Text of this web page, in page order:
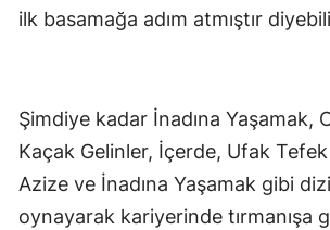
ilk basamağa adım atmıştır
Şimdiye kadar İnadına Yaşamak,
Kaçak Gelinler, İçerde, Ufak
Azize ve İnadına Yaşamak gibi
oynayarak kariyerinde tırmanışa